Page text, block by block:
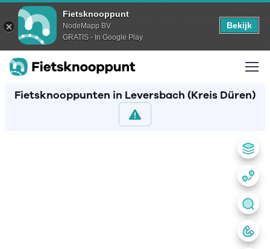
Fietsknooppunt
NodeMapp BV
GRATIS - In Google Play
Bekijk
Fietsknooppunten in Leversbach (Kreis Düren)